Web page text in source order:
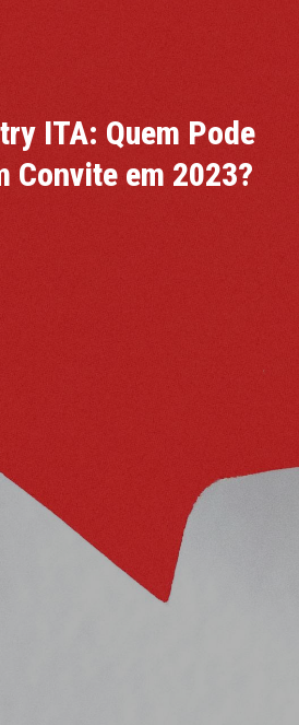
ITA: Quem Pode
Convite em 2023?